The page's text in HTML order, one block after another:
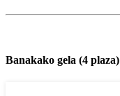
Banakako gela (4 plaza)